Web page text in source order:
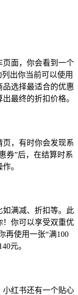
页面，你会看到一个
出你当前可以使用
品选择最适合的优惠
最终的折扣价格。
，有时你会发现系
券”后，在结算时系
。
如满减、折扣等。此
！你可以享受双重优
再使用一张“满100
元。
小红书还有一个贴心